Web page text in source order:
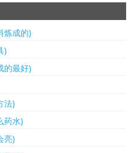
炼成的)
)
的最好)
法)
药水)
亮)